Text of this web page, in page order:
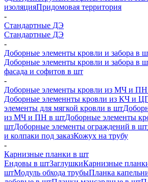
изоляцияПридомовая территория
-
Стандартные ДЭ
Стандартные ДЭ
-
Доборные элементы кровли и забора в
Доборные элементы кровли и забора в
фасада и софитов в шт
-
Доборные элементы кровли из МЧ и
Доборные элеменнты кровли из КЧ и
элементы для мягкой кровли в шт
из МЧ и ПН в штДоборные элементы
штДоборные элементы ограждений в шт
и колпаки под заказКожух на трубу
-
Карнизные планки в шт
Ендовы в штЗаглушкиКарнизные
штМодуль обхода трубыПланка